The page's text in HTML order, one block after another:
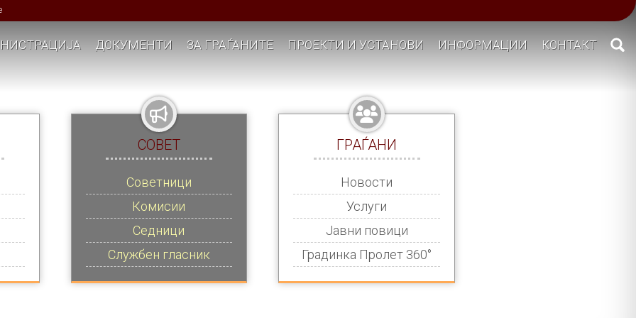
ДОКУМЕНТИ ЗА ГРАЃАНИТЕ ПРОЕКТИ И УСТАНОВИ ИНФОРМАЦИИ КОНТАКТ
СОВЕТ
Советници
Комисии
Седници
Службен гласник
ГРАЃАНИ
Новости
Услуги
Јавни повици
Градинка Пролет 360°